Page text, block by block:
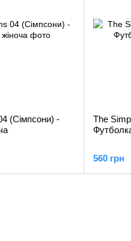
(Сімпсони) -
The
560 грн